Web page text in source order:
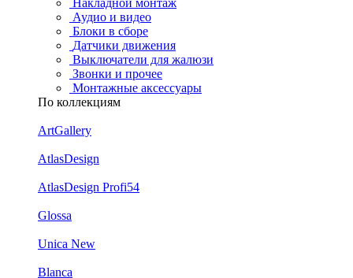
Аудио и видео
Блоки в сборе
Датчики движения
Выключатели для жалюзи
Звонки и прочее
Монтажные аксессуары
По коллекциям
ArtGallery
AtlasDesign
AtlasDesign Profi54
Glossa
Unica New
Blanca